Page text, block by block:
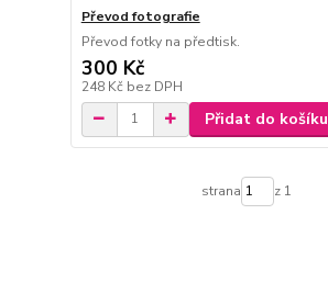
Převod fotografie
Převod fotky na předtisk.
300 Kč
248 Kč bez DPH
Přidat do košíku
strana z 1